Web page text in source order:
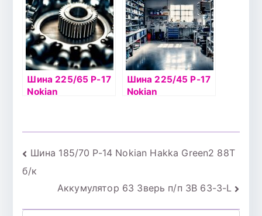
Шина 225/65 Р-17
Nokian
Шина 225/45 Р-17
Nokian
Навигация
по
записям
Шина 185/70 Р-14 Nokian Hakka Green2 88T
б/к
Аккумулятор 63 Зверь п/п 3В 63-3-L